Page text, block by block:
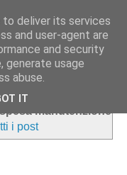
manutenzione
i post
deliver its services
and user-agent are
and security
generate usage
abuse.
IT